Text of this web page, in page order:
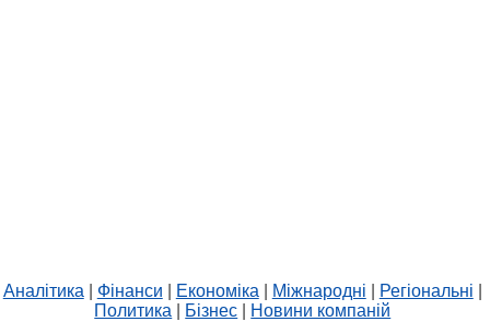
Аналітика Фінанси Економіка Міжнародні Регіональні
Политика
Бізнес Новини компаній